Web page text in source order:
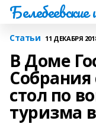
Белебеевские
Статьи 11 ДЕКАБРЯ
В Доме
Собрания
стол по
туризма